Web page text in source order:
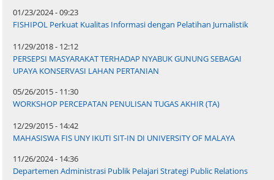
01/23/2024 - 09:23
FISHIPOL Perkuat Kualitas Informasi dengan Pelatihan Jurnalistik
11/29/2018 - 12:12
PERSEPSI MASYARAKAT TERHADAP NYABUK GUNUNG SEBAGAI
UPAYA KONSERVASI LAHAN PERTANIAN
05/26/2015 - 11:30
WORKSHOP PERCEPATAN PENULISAN TUGAS AKHIR (TA)
12/29/2015 - 14:42
MAHASISWA FIS UNY IKUTI SIT-IN DI UNIVERSITY OF MALAYA
11/26/2024 - 14:36
Departemen Administrasi Publik Pelajari Strategi Public Relations